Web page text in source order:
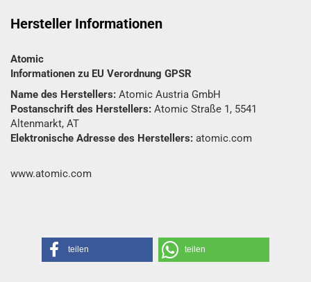
Hersteller Informationen
Atomic
Informationen zu EU Verordnung GPSR
Name des Herstellers: Atomic Austria GmbH
Postanschrift des Herstellers: Atomic Straße 1, 5541
Altenmarkt, AT
Elektronische Adresse des Herstellers: atomic.com
www.atomic.com
teilen teilen